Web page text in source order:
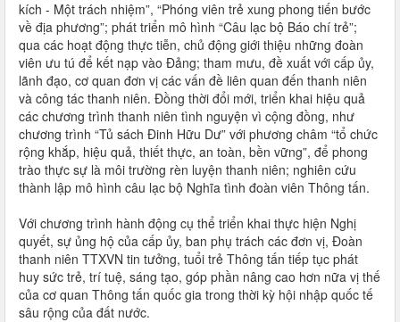
kích - Một trách nhiệm”, “Phóng viên trẻ xung phong tiến bước
về địa phương”; phát triển mô hình “Câu lạc bộ Báo chí trẻ”;
qua các hoạt động thực tiễn, chủ động giới thiệu những đoàn
viên ưu tú để kết nạp vào Đảng; tham mưu, đề xuất với cấp ủy,
lãnh đạo, cơ quan đơn vị các vấn đề liên quan đến thanh niên
và công tác thanh niên. Đồng thời đổi mới, triển khai hiệu quả
các chương trình thanh niên tình nguyện vì cộng đồng, như
chương trình “Tủ sách Đinh Hữu Dư” với phương châm “tổ chức
rộng khắp, hiệu quả, thiết thực, an toàn, bền vững”, để phong
trào thực sự là môi trường rèn luyện thanh niên; nghiên cứu
thành lập mô hình câu lạc bộ Nghĩa tình đoàn viên Thông tấn.
Với chương trình hành động cụ thể triển khai thực hiện Nghị
quyết, sự ủng hộ của cấp ủy, ban phụ trách các đơn vị, Đoàn
thanh niên TTXVN tin tưởng, tuổi trẻ Thông tấn tiếp tục phát
huy sức trẻ, trí tuệ, sáng tạo, góp phần nâng cao hơn nữa vị thế
của cơ quan Thông tấn quốc gia trong thời kỳ hội nhập quốc tế
sâu rộng của đất nước.